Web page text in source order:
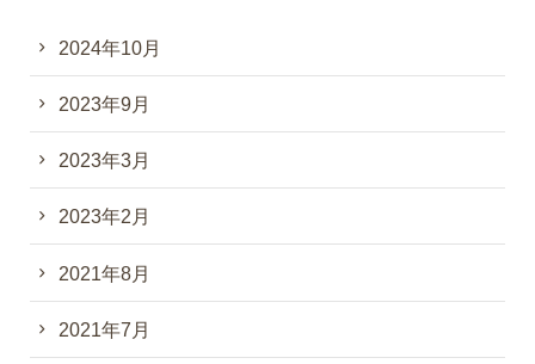
2024年10月
2023年9月
2023年3月
2023年2月
2021年8月
2021年7月